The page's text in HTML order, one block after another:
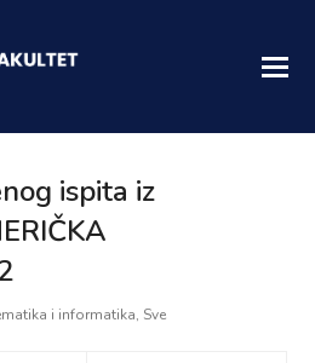
ispita iz
i informatika, Sve